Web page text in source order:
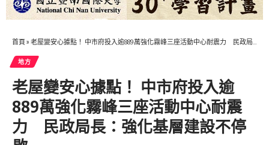
首頁 » 老屋變安心據點！ 中市府投入逾889萬強化霧峰三座活動中心耐震力 民政局長：強化基層建設不停歇
地方
老屋變安心據點！ 中市府投入逾
889萬強化霧峰三座活動中心耐震
力 民政局長：強化基層建設不停